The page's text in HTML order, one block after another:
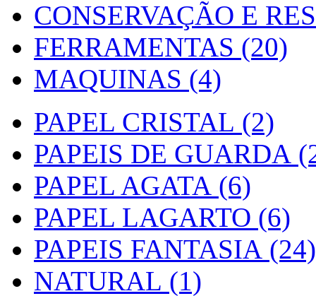
CONSERVAÇÃO E
FERRAMENTAS (20)
MAQUINAS (4)
PAPEL CRISTAL (2)
PAPEIS DE GUARDA
PAPEL AGATA (6)
PAPEL LAGARTO (6)
PAPEIS FANTASIA (24)
NATURAL (1)